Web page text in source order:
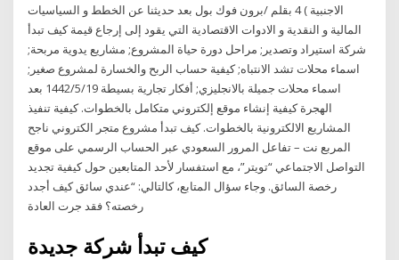
الاجنبية ) 4 بقلم /برون فوك بول بعد حديثنا عن الخطط و السياسيات
المالية و النقدية و الادوات الاقتصادية التي يقود إلى إرجاع قيمة كيف تبدأ
شركة استيراد وتصدير; مراحل دورة حياة المشروع; مشاريع يدوية مربحة;
اسماء محلات تشد الانتباه; كيفية حساب الربح والخسارة لمشروع صغير;
اسماء محلات جميلة بالانجليزي; أفكار تجارية بسيطة 19‏‏/5‏‏/1442 بعد
الهجرة كيفية إنشاء موقع إلكتروني متكامل بالخطوات. كيفية تنفيذ
المشاريع الالكترونية بالخطوات. كيف تبدأ مشروع متجر الكتروني ناجح
المربع نت – تفاعل المرور السعودي عبر الحساب الرسمي على موقع
التواصل الاجتماعي “تويتر”، مع استفسار لأحد المتابعين حول كيفية تجديد
رخصة السائق. وجاء سؤال المتابع، كالتالي: “عندي سائق كيف أجدد
رخصته؟ فقد جرت العادة
كيف تبدأ شركة جديدة